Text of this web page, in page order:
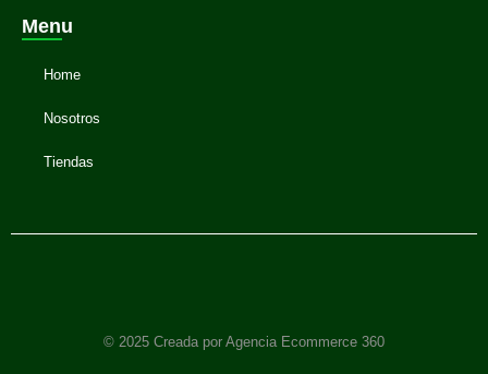
Menu
Home
Nosotros
Tiendas
© 2025 Creada por Agencia Ecommerce 360